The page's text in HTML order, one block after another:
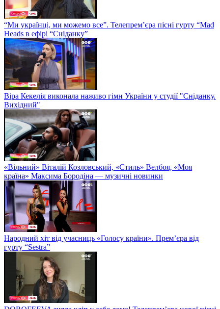
“Ми українці, ми можемо все”. Телепрем’єра пісні гурту “Mad
Heads в ефірі “Сніданку”
Віра Кекелія виконала наживо гімн України у студії "Сніданку.
Вихідний"
«Вільний» Віталій Козловський, «Стиль» Велбоя, «Моя
країна» Максима Бородіна — музичні новинки
Народний хіт від учасниць «Голосу країни». Прем’єра від
гурту “Sestra”